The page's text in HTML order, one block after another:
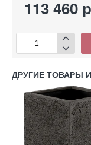
113 460
ДРУГИЕ ТОВАРЫ